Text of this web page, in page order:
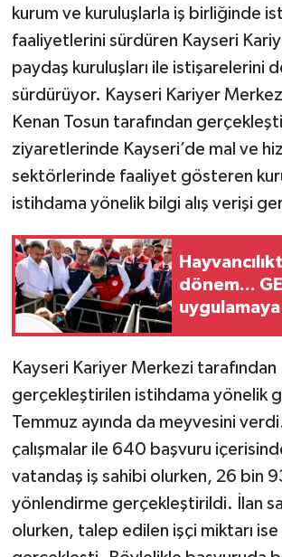
kurum ve kuruluşlarla iş birliğinde
faaliyetlerini sürdüren Kayseri
paydaş kuruluşları ile istişarelerini
sürdürüyor. Kayseri Kariyer
Kenan Tosun tarafından
ziyaretlerinde Kayseri’de mal ve
sektörlerinde faaliyet gösteren
istihdama yönelik bilgi alış verişi
dönem...
uygulamaya
Kayseri Kariyer Merkezi tarafından
gerçekleştirilen istihdama yönelik
Temmuz ayında da meyvesini
çalışmalar ile 640 başvuru
vatandaş iş sahibi olurken, 26 bin
yönlendirme gerçekleştirildi. İlan
olurken, talep edilen işçi miktarı